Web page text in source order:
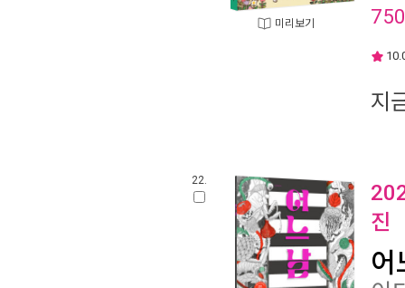
미리보기 750
지
22.
진
어